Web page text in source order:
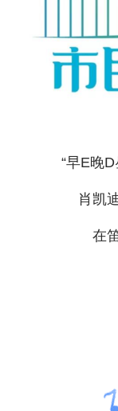
“早E晚D
肖凯迪
在笛